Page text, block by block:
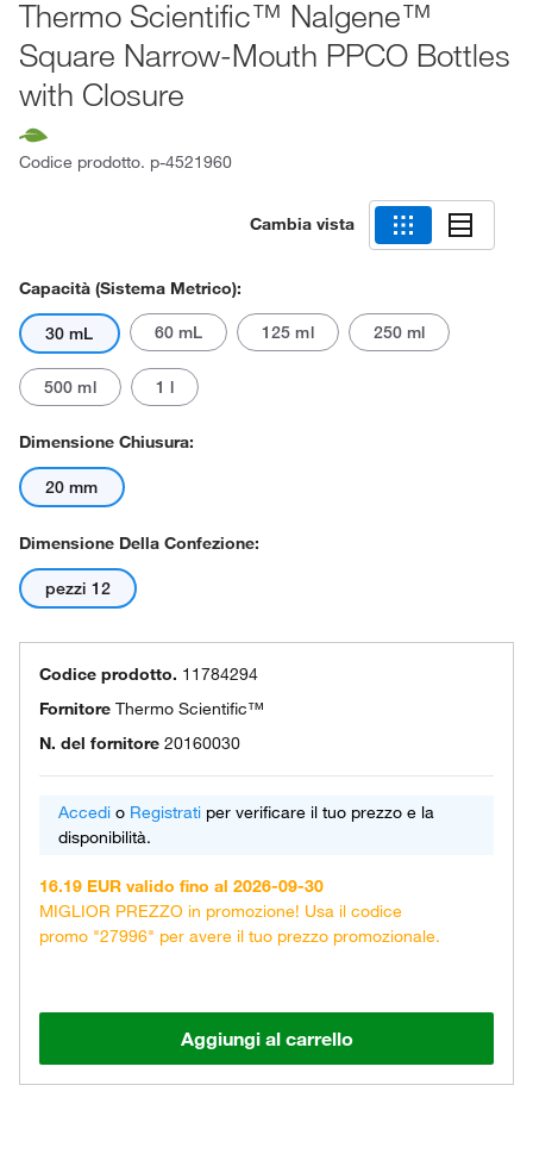
Thermo Scientific™ Nalgene™
Square Narrow-Mouth PPCO Bottles
with Closure
Codice prodotto. p-4521960
Cambia vista
Capacità (sistema Metrico):
30 mL 60 mL 125 ml 250 ml
500 ml 1 l
Dimensione Chiusura:
20 mm
Dimensione Della Confezione:
pezzi 12
Codice prodotto. 11784294
Fornitore Thermo Scientific™
N. del fornitore 20160030
Accedi o Registrati per verificare il tuo prezzo e la
disponibilità.
16.19 EUR valido fino al 2026-09-30
MIGLIOR PREZZO in promozione! Usa il codice
promo "27996" per avere il tuo prezzo promozionale.
Aggiungi al carrello